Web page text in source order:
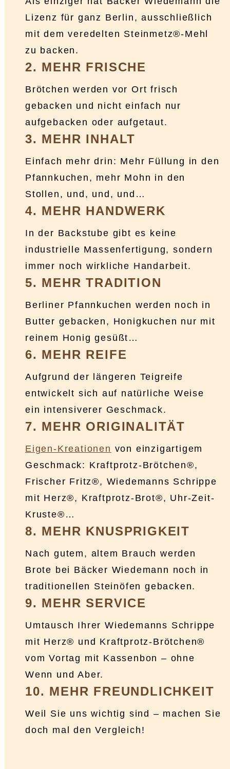
Lizenz für ganz Berlin, ausschließlich
mit dem veredelten Steinmetz®-Mehl
zu backen.
2. MEHR FRISCHE
Brötchen werden vor Ort frisch
gebacken und nicht einfach nur
aufgebacken oder aufgetaut.
3. MEHR INHALT
Einfach mehr drin: Mehr Füllung in den
Pfannkuchen, mehr Mohn in den
Stollen, und, und, und…
4. MEHR HANDWERK
In der Backstube gibt es keine
industrielle Massenfertigung, sondern
immer noch wirkliche Handarbeit.
5. MEHR TRADITION
Berliner Pfannkuchen werden noch in
Butter gebacken, Honigkuchen nur mit
reinem Honig gesüßt…
6. MEHR REIFE
Aufgrund der längeren Teigreife
entwickelt sich auf natürliche Weise
ein intensiverer Geschmack.
7. MEHR ORIGINALITÄT
Eigen-Kreationen von einzigartigem
Geschmack: Kraftprotz-Brötchen®,
Frischer Fritz®, Wiedemanns Schrippe
mit Herz®, Kraftprotz-Brot®, Uhr-Zeit-
Kruste®…
8. MEHR KNUSPRIGKEIT
Nach gutem, altem Brauch werden
Brote bei Bäcker Wiedemann noch in
traditionellen Steinöfen gebacken.
9. MEHR SERVICE
Umtausch Ihrer Wiedemanns Schrippe
mit Herz® und Kraftprotz-Brötchen®
vom Vortag mit Kassenbon – ohne
Wenn und Aber.
10. MEHR FREUNDLICHKEIT
Weil Sie uns wichtig sind – machen Sie
doch mal den Vergleich!